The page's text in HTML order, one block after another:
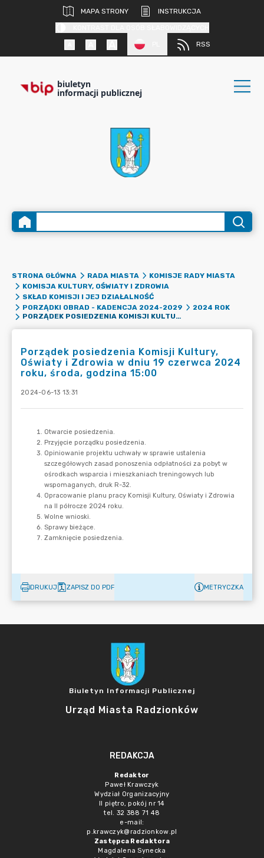
MAPA STRONY
INSTRUKCJA
RSS
biuletyn
informacji publicznej
STRONA GŁÓWNA RADA MIASTA
KOMISJE RADY MIASTA
KOMISJA KULTURY, OŚWIATY I ZDROWIA
SKŁAD KOMISJI I JEJ DZIAŁALNOŚĆ
PORZĄDKI OBRAD - KADENCJA 2024-2029
2024 ROK
PORZĄDEK POSIEDZENIA KOMISJI KULTURY, OŚWIATY I ZDROWIA W DNIU 19 CZERWCA 2024 ROKU, ŚRODA, GODZINA 15:00
Porządek posiedzenia Komisji Kultury,
Oświaty i Zdrowia w dniu 19 czerwca 2024
roku, środa, godzina 15:00
2024-06-13 13:31
DRUKUJ ZAPISZ DO PDF METRYCZKA
Biuletyn Informacji Publicznej
Urząd Miasta Radzionków
REDAKCJA
Redaktor
Paweł Krawczyk
Wydział Organizacyjny
II piętro, pokój nr 14
tel. 32 388 71 48
e-mail:
p.krawczyk@radzionkow.pl
Zastępca Redaktora
Magdalena Synecka